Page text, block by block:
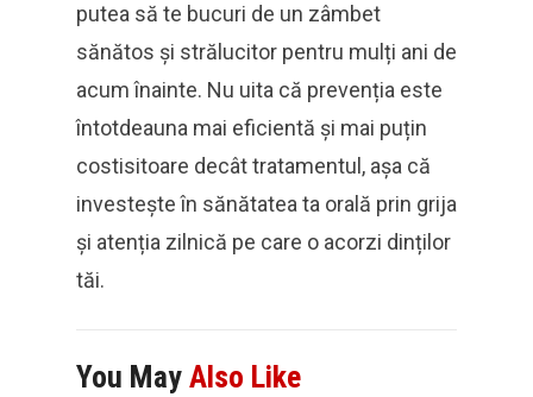
putea să te bucuri de un zâmbet
sănătos și strălucitor pentru mulți ani de
acum înainte. Nu uita că prevenția este
întotdeauna mai eficientă și mai puțin
costisitoare decât tratamentul, așa că
investește în sănătatea ta orală prin grija
și atenția zilnică pe care o acorzi dinților
tăi.
You May Also Like